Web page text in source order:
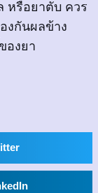
หรือยาตับ ควร
งกันผลข้าง
องยา